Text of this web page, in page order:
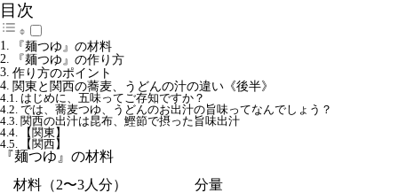
目次
『麺つゆ』の材料
『麺つゆ』の作り方
作り方のポイント
関東と関西の蕎麦、うどんの汁の違い《後半》
はじめに、五味ってご存知ですか？
では、蕎麦つゆ、うどんのお出汁の旨味ってなんでしょう？
関西の出汁は昆布、鰹節で摂った旨味出汁
【関東】
【関西】
『麺つゆ』の材料
材料（2〜3人分）
分量